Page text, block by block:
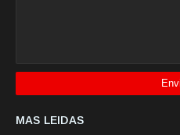
MAS LEIDAS